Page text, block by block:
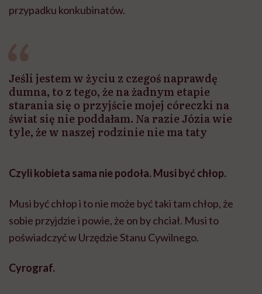
przypadku konkubinatów.
Jeśli jestem w życiu z czegoś naprawdę
dumna, to z tego, że na żadnym etapie
starania się o przyjście mojej córeczki na
świat się nie poddałam. Na razie Józia wie
tyle, że w naszej rodzinie nie ma taty
Czyli kobieta sama nie podoła. Musi być chłop.
Musi być chłop i to nie może być taki tam chłop, że
sobie przyjdzie i powie, że on by chciał. Musi to
poświadczyć w Urzędzie Stanu Cywilnego.
Cyrograf.